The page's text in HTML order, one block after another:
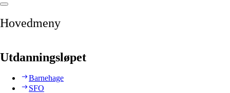
Hovedmeny
Utdanningsløpet
Barnehage
SFO